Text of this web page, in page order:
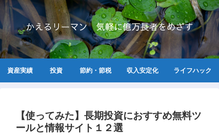
かえるリーマン 気軽に億万長者をめざす
資産実績 投資 節約・節税 収入安定化 ライフハック
【使ってみた】長期投資におすすめ無料ツ
ールと情報サイト１２選